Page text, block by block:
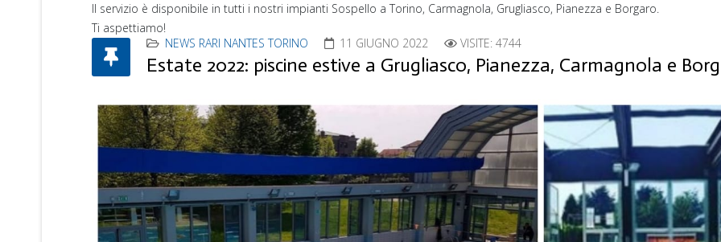
Il servizio è disponibile in tutti i nostri impianti Sospello a Torino, Carmagnola, Grugliasco, Pianezza e Borgaro.
Ti aspettiamo!
NEWS RARI NANTES TORINO
11 GIUGNO 2022 VISITE: 4744
Estate 2022: piscine estive a Grugliasco, Pianezza, Carmagnola e